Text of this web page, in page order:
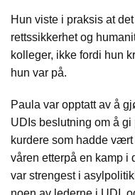
Hun viste i praksis at
rettssikkerhet og
kolleger, ikke fordi hun
hun var på.
Paula var opptatt av å
UDIs beslutning om å
kurdere som hadde
våren etterpå en kamp i
var strengest i